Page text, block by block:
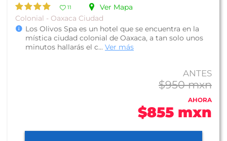
11
Ver Mapa
Colonial - Oaxaca Ciudad
Los Olivos Spa es un hotel que se encuentra en la
mística ciudad colonial de Oaxaca, a tan solo unos
minutos hallarás el c... Ver más
ANTES
$950 mxn
AHORA
$855 mxn